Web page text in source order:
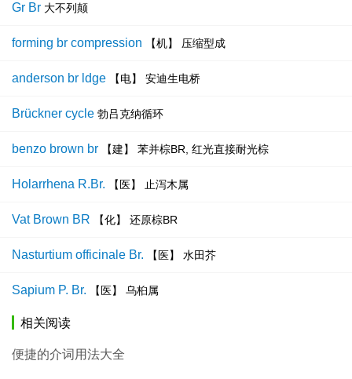
Gr Br 大不列颠
forming br compression 【机】 压缩型成
anderson br ldge 【电】 安迪生电桥
Brückner cycle 勃吕克纳循环
benzo brown br 【建】 苯并棕BR, 红光直接耐光棕
Holarrhena R.Br. 【医】 止泻木属
Vat Brown BR 【化】 还原棕BR
Nasturtium officinale Br. 【医】 水田芥
Sapium P. Br. 【医】 乌桕属
相关阅读
便捷的介词用法大全